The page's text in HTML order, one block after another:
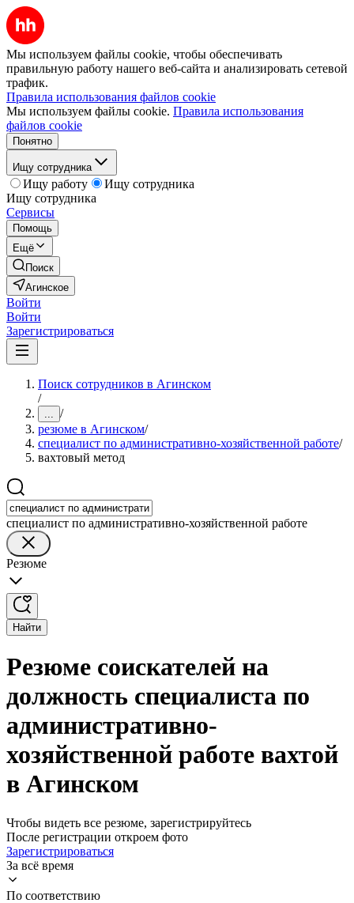
Мы используем файлы cookie, чтобы обеспечивать
правильную работу нашего веб-сайта и анализировать сетевой
трафик.
Правила использования файлов cookie
Мы используем файлы cookie. Правила использования
файлов cookie
Понятно
Ищу сотрудника
Ищу работу
Ищу сотрудника
Ищу сотрудника
Сервисы
Помощь
Ещё
Поиск
Агинское
Войти
Войти
Зарегистрироваться
Поиск сотрудников в Агинском
/
... /
резюме в Агинском/
специалист по административно-хозяйственной работе/
вахтовый метод
специалист по административно-хозяйственной работе
Резюме
Найти
Резюме соискателей на
должность специалиста по
административно-
хозяйственной работе вахтой
в Агинском
Чтобы видеть все резюме, зарегистрируйтесь
После регистрации откроем фото
Зарегистрироваться
За всё время
По соответствию